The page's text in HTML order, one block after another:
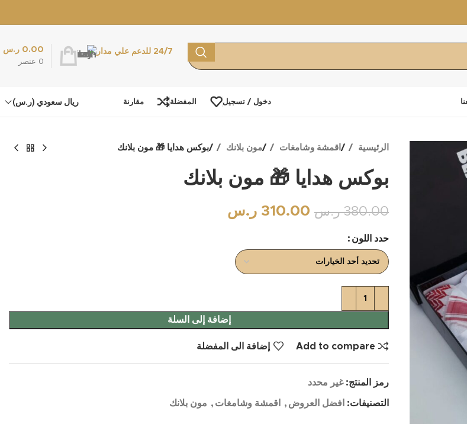
24/7 للدعم علي مدار
0 عنصر
0.00 ر.س
دخول / تسجيل المفضلة مقارنة ريال سعودي (ر.س)
الرئيسية اقمشة وشامغات مون بلانك بوكس هدايا 🎁 مون بلانك
بوكس هدايا 🎁 مون بلانك
380.00 ر.س 310.00 ر.س
حدد اللون
إضافة إلى السلة
Add to compare إضافة الى المفضلة
رمز المنتج:غير محدد
التصنيفات: افضل العروض , اقمشة وشامغات , مون بلانك